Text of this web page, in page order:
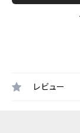
レビュー